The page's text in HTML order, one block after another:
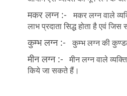
मकर लग्न :-
मकर लग्न वाले
लाभ प्रदाता सिद्ध होता है एवं
कुम्भ लग्न :- कुम्भ लग्न की
मीन लग्न :- मीन लग्न वाले
किये जा सकते हैं।